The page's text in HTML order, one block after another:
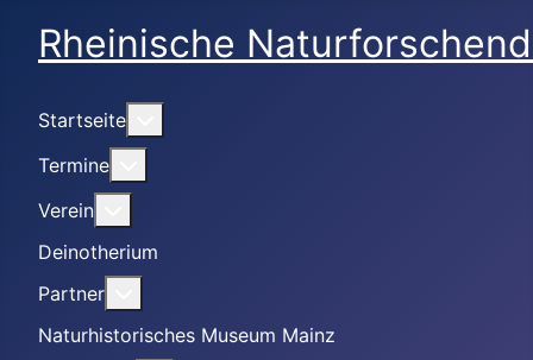
Rheinische
Startseite
Termine
Verein
Deinotherium
Partner
Naturhistorisches Museum Mainz